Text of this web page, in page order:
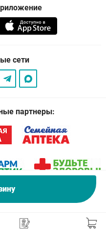
сети
партнеры: